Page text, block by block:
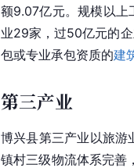
额9.07亿元。规模以上
业29家，过50亿元的
包或专业承包资质的建
第三产业
博兴县第三产业以旅游
镇村三级物流体系完善